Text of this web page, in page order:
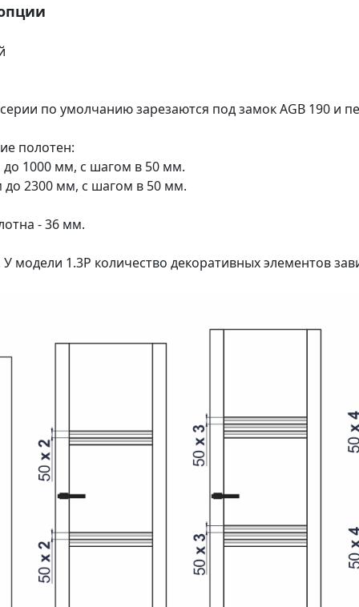
по умолчанию зарезаются под замок AGB 190 и
полотен:
1000 мм, с шагом в 50 мм.
до 2300 мм, с шагом в 50 мм.
- 36 мм.
модели 1.3P количество декоративных элементов